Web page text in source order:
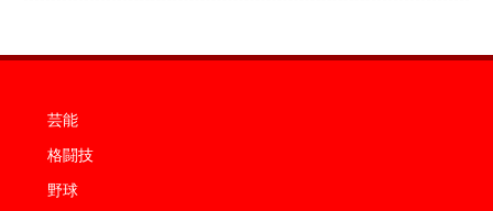
芸能
格闘技
野球